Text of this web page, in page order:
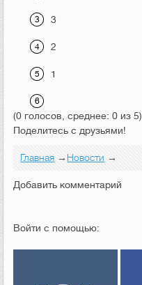
3
2
1
(0 голосов, среднее: 0 из 5)
Поделитесь с друзьями!
Главная →Новости →
Добавить комментарий
Войти с помощью: